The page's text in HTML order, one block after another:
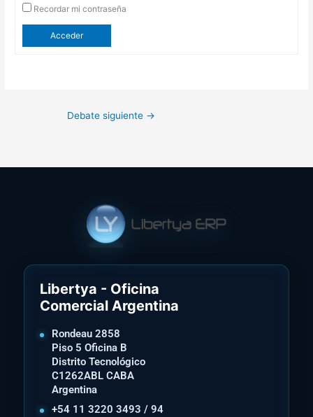
Recordar mi contraseña
Acceder
Debate siguiente →
Libertya - Oficina
Comercial Argentina
Rondeau 2858
Piso 5 Oficina B
Distrito Tecnológico
C1262ABL CABA
Argentina
+54 11 3220 3493 / 94